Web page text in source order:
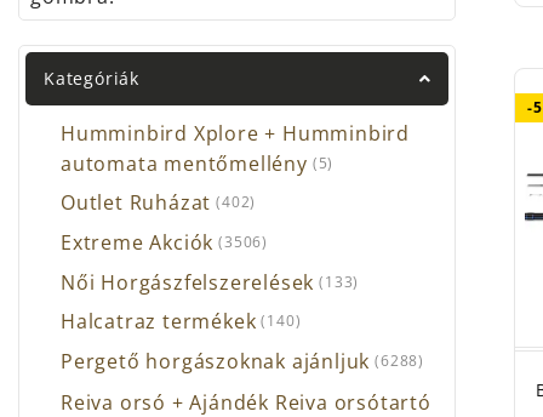
Kategóriák
Humminbird Xplore + Humminbird
automata mentőmellény (5)
Outlet Ruházat (402)
Extreme Akciók (3506)
Női Horgászfelszerelések (133)
Halcatraz termékek (140)
Pergető horgászoknak ajánljuk (6288)
Reiva orsó + Ajándék Reiva orsótartó
-